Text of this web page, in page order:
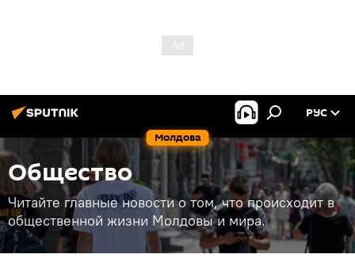
Молдова
РУС
Общество
Читайте главные новости о том, что происходит в
общественной жизни Молдовы и мира.